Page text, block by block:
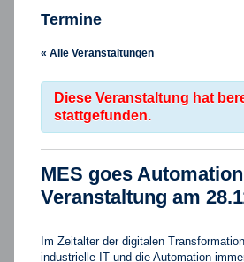
Termine
« Alle Veranstaltungen
Diese Veranstaltung hat
stattgefunden.
MES goes Automation
Veranstaltung am
Im Zeitalter der digitalen
industrielle IT und die Automation